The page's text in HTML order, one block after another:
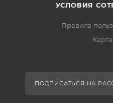
УСЛОВИЯ
Правила
ПОДПИСАТЬСЯ НА